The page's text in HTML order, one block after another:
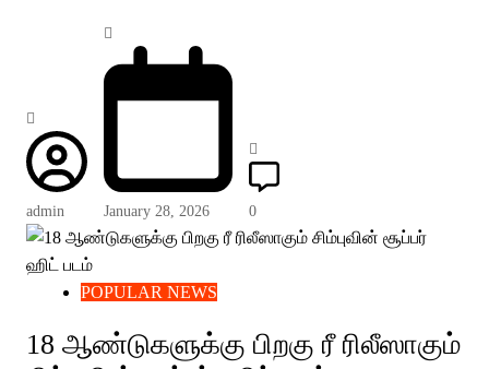
admin January 28, 2026 0
POPULAR NEWS
18 ஆண்டுகளுக்கு பிறகு ரீ ரிலீஸாகும்